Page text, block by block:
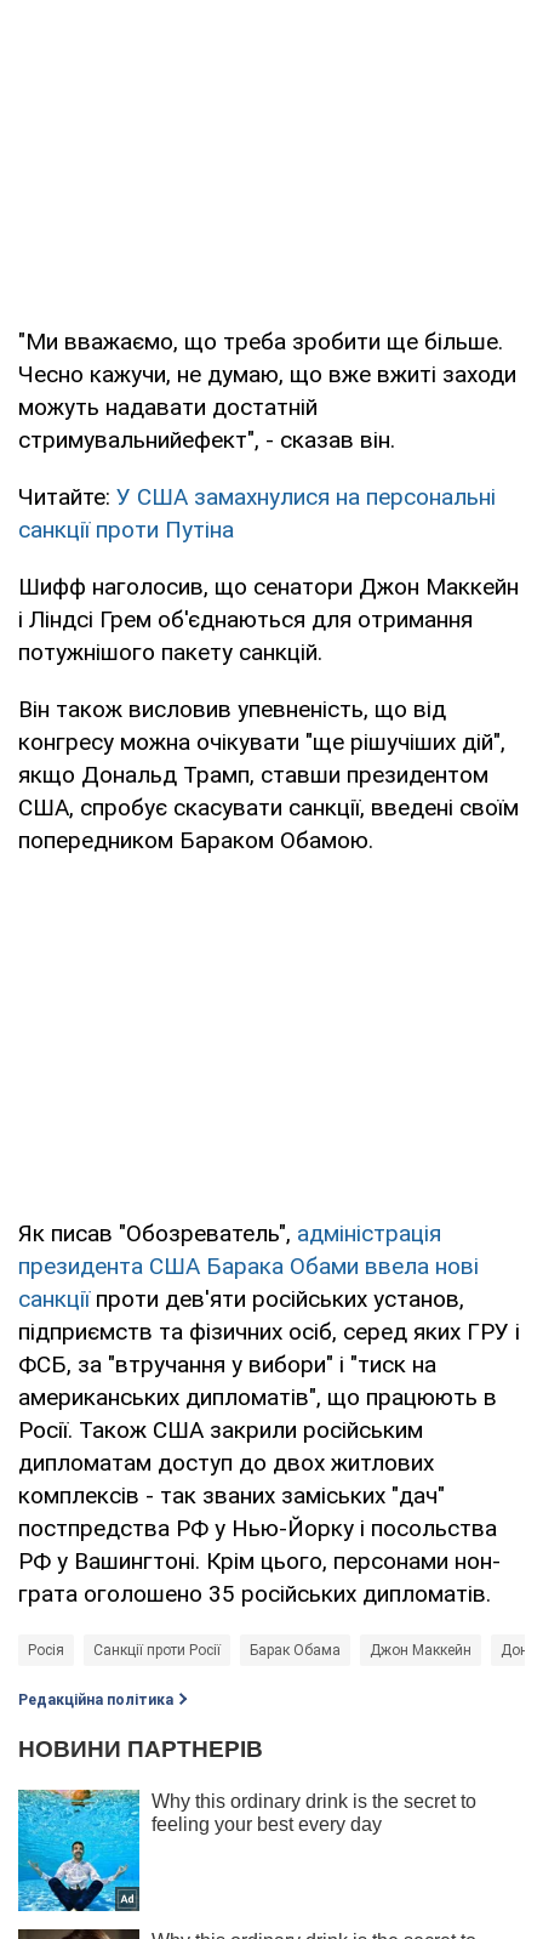
"Ми вважаємо, що треба зробити ще більше.
Чесно кажучи, не думаю, що вже вжиті заходи
можуть надавати достатній
стримувальнийефект", - сказав він.
Читайте: У США замахнулися на персональні
санкції проти Путіна
Шифф наголосив, що сенатори Джон Маккейн
і Ліндсі Грем об'єднаються для отримання
потужнішого пакету санкцій.
Він також висловив упевненість, що від
конгресу можна очікувати "ще рішучіших дій",
якщо Дональд Трамп, ставши президентом
США, спробує скасувати санкції, введені своїм
попередником Бараком Обамою.
Як писав "Обозреватель", адміністрація
президента США Барака Обами ввела нові
санкціїпроти дев'яти російських установ,
підприємств та фізичних осіб, серед яких ГРУ і
ФСБ, за "втручання у вибори" і "тиск на
американських дипломатів", що працюють в
Росії. Також США закрили російським
дипломатам доступ до двох житлових
комплексів - так званих заміських "дач"
постпредства РФ у Нью-Йорку і посольства
РФ у Вашингтоні. Крім цього, персонами нон-
грата оголошено 35 російських дипломатів.
Росія Санкції проти Росії Барак Обама Джон Маккейн
Редакційна політика